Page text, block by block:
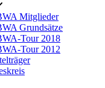
Mitglieder
Grundsätze
Tour 2018
Tour 2012